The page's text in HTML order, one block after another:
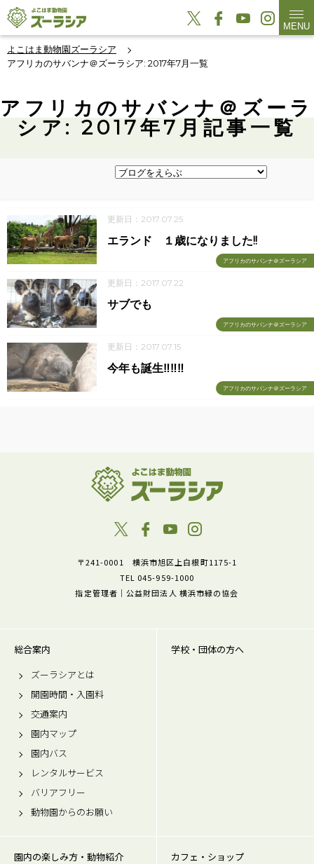
MENU
よこはま動物園ズーラシア
アフリカのサバンナ＠ズーラシア: 2017年7月一覧
アフリカのサバンナ＠ズーラ
シア: 2017年7月記事一覧
更新日：2017.07.25
アフリカのサバンナ＠ズーラシア
エランド １歳になりました!!
更新日：2017.07.22
アフリカのサバンナ＠ズーラシア
サブでも
更新日：2017.07.15
アフリカのサバンナ＠ズーラシア
今年も誕生‼‼‼
〒241-0001 横浜市旭区上白根町1175-1
TEL 045-959-1000
指定管理者｜公益財団法人 横浜市緑の協会
総合案内
ズーラシアとは
開園時間・入園料
交通案内
園内マップ
園内バス
レンタルサービス
バリアフリー
動物園からのお願い
学校・団体の方へ
園内の楽しみ方・動物紹介
カフェ・ショップ